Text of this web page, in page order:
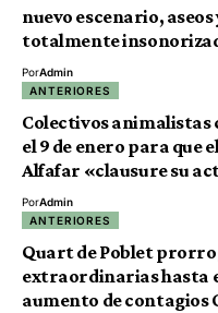
nuevo escenario,
totalmente
PorAdmin
ANTERIORES
Colectivos
el 9 de enero para que
Alfafar «clausure su
PorAdmin
ANTERIORES
Quart de Poblet
extraordinarias hasta
aumento de contagios